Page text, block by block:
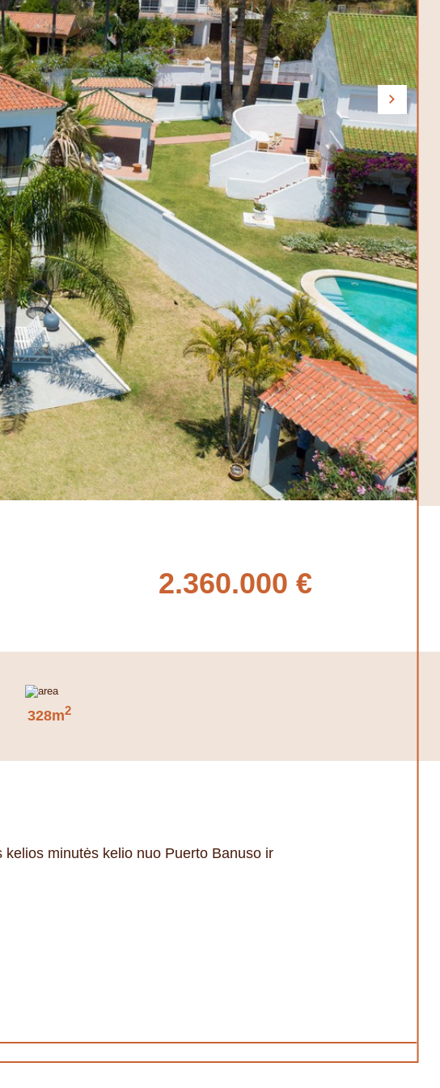
2.360.000 €
328m2
minutės kelio nuo Puerto Banuso ir